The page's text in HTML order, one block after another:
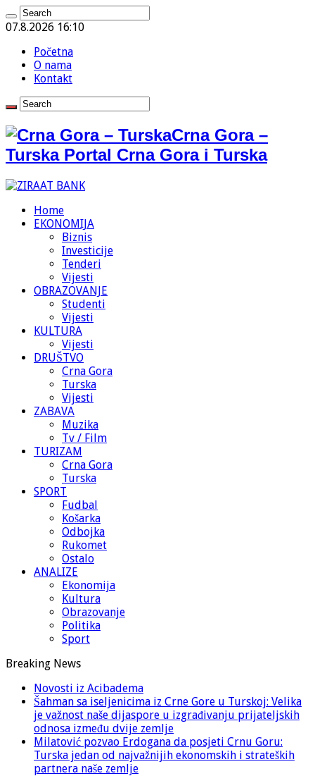
07.8.2026 16:10
Početna
O nama
Kontakt
Crna Gora –
Turska Portal Crna Gora i Turska
Home
EKONOMIJA
Biznis
Investicije
Tenderi
Vijesti
OBRAZOVANJE
Studenti
Vijesti
KULTURA
Vijesti
DRUŠTVO
Crna Gora
Turska
Vijesti
ZABAVA
Muzika
Tv / Film
TURIZAM
Crna Gora
Turska
SPORT
Fudbal
Košarka
Odbojka
Rukomet
Ostalo
ANALIZE
Ekonomija
Kultura
Obrazovanje
Politika
Sport
Breaking News
Novosti iz Acibadema
Šahman sa iseljenicima iz Crne Gore u Turskoj: Velika
je važnost naše dijaspore u izgrađivanju prijateljskih
odnosa između dvije zemlje
Milatović pozvao Erdogana da posjeti Crnu Goru:
Turska jedan od najvažnijih ekonomskih i strateških
partnera naše zemlje